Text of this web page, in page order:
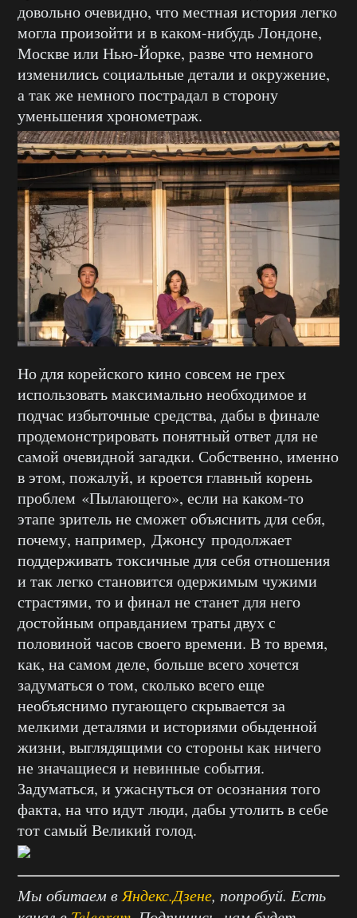
довольно очевидно, что местная история легко
могла произойти и в каком-нибудь Лондоне,
Москве или Нью-Йорке, разве что немного
изменились социальные детали и окружение,
а так же немного пострадал в сторону
уменьшения хронометраж.
Но для корейского кино совсем не грех
использовать максимально необходимое и
подчас избыточные средства, дабы в финале
продемонстрировать понятный ответ для не
самой очевидной загадки. Собственно, именно
в этом, пожалуй, и кроется главный корень
проблем «Пылающего», если на каком-то
этапе зритель не сможет объяснить для себя,
почему, например, Джонсу продолжает
поддерживать токсичные для себя отношения
и так легко становится одержимым чужими
страстями, то и финал не станет для него
достойным оправданием траты двух с
половиной часов своего времени. В то время,
как, на самом деле, больше всего хочется
задуматься о том, сколько всего еще
необъяснимо пугающего скрывается за
мелкими деталями и историями обыденной
жизни, выглядящими со стороны как ничего
не значащиеся и невинные события.
Задуматься, и ужаснуться от осознания того
факта, на что идут люди, дабы утолить в себе
тот самый Великий голод.
Мы обитаем в Яндекс.Дзене, попробуй. Есть